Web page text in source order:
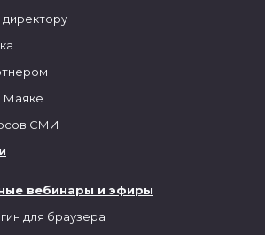
вебинары и эфиры
для браузера
директору
Маяке
СМИ